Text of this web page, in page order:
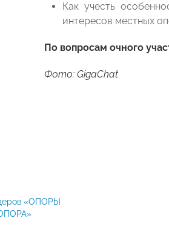
Как учесть
интересов местных
По вопросам очного
Фото: GigaChat
«ОПОРЫ